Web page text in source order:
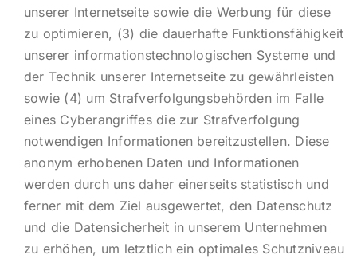
unserer Internetseite sowie die Werbung für diese
zu optimieren, (3) die dauerhafte Funktionsfähigkeit
unserer informationstechnologischen Systeme und
der Technik unserer Internetseite zu gewährleisten
sowie (4) um Strafverfolgungsbehörden im Falle
eines Cyberangriffes die zur Strafverfolgung
notwendigen Informationen bereitzustellen. Diese
anonym erhobenen Daten und Informationen
werden durch uns daher einerseits statistisch und
ferner mit dem Ziel ausgewertet, den Datenschutz
und die Datensicherheit in unserem Unternehmen
zu erhöhen, um letztlich ein optimales Schutzniveau